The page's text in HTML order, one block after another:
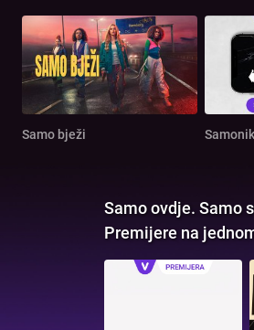
Samo bježi
Samo ovdje. Samo
Premijere na